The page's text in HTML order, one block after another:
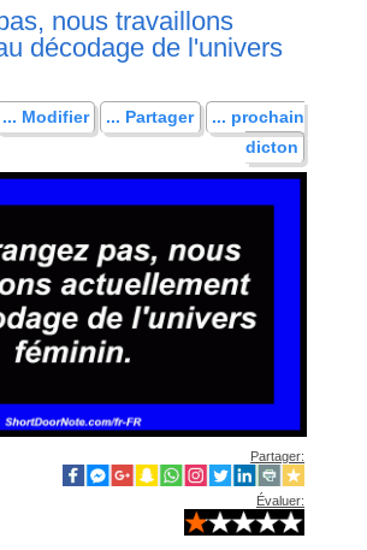
nous travaillons
décodage de l'univers
... Modifier ... Partager
... prochain
dicton
Partager:
Évaluer: